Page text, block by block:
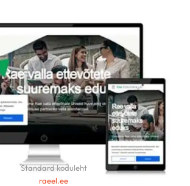
Standard koduleht
raeel.ee